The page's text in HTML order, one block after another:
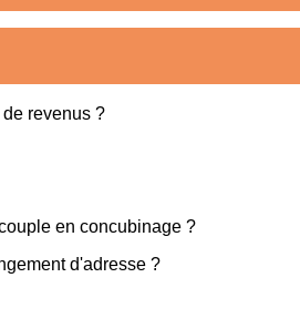
revenus ?
en concubinage ?
d'adresse ?